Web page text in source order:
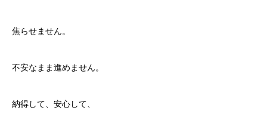
焦らせません。
不安なまま進めません。
納得して、安心して、